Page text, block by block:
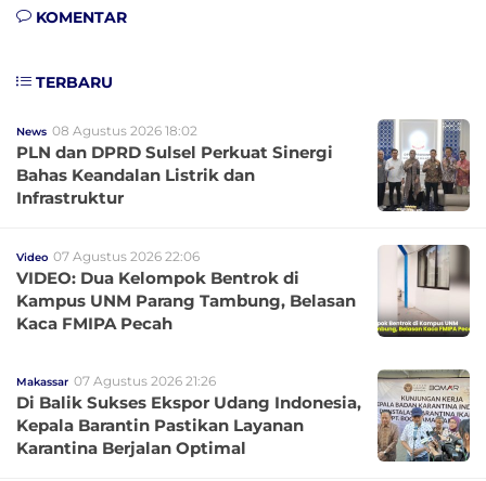
KOMENTAR
TERBARU
News 08 Agustus 2026 18:02
PLN dan DPRD Sulsel Perkuat Sinergi
Bahas Keandalan Listrik dan
Infrastruktur
Video 07 Agustus 2026 22:06
VIDEO: Dua Kelompok Bentrok di
Kampus UNM Parang Tambung, Belasan
Kaca FMIPA Pecah
Makassar 07 Agustus 2026 21:26
Di Balik Sukses Ekspor Udang Indonesia,
Kepala Barantin Pastikan Layanan
Karantina Berjalan Optimal